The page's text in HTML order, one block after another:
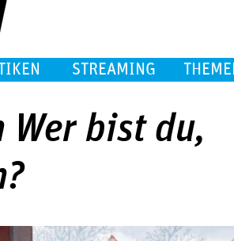
STREAMING
Wer bist du,